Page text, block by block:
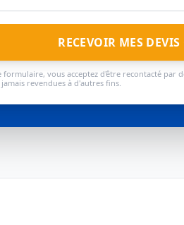
RECEVOIR MES
formulaire, vous acceptez d'être recontacté
revendues à d'autres fins.